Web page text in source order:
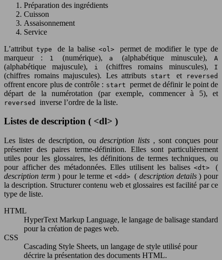
Préparation des ingrédients
Cuisson
Assaisonnement
Service
L’attribut type de la balise <ol> permet de modifier le type de
marqueur :
1 (numérique), a(alphabétique minuscule),A
(alphabétique majuscule), i(chiffres romains minuscules), I
(chiffres romains majuscules). Les attributs startet reversed
offrent encore plus de contrôle : start permet de définir le point de
départ de la numérotation (par exemple, commencer à 5), et
reversed inverse l’ordre de la liste.
Listes de description ( <dl> )
Les listes de description, ou description lists , sont conçues pour
présenter des paires terme-définition. Elles sont particulièrement
utiles pour les glossaires, les définitions de termes techniques, ou
pour afficher des métadonnées. Elles utilisent les balises<dt>(
description term) pour le terme et <dd>(description details) pour
la description. Structurer contenu web et glossaires est facilité par ce
type de liste.
HTML
HyperText Markup Language, le langage de balisage standard
pour la création de pages web.
CSS
Cascading Style Sheets, un langage de style utilisé pour
décrire la présentation des documents HTML.